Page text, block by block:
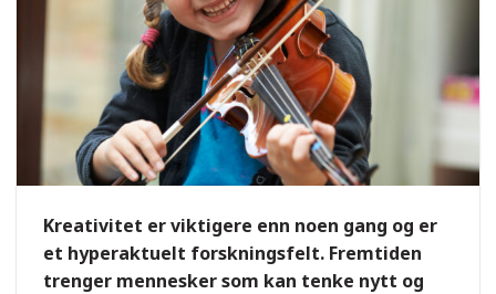
Kreativitet er viktigere enn noen gang og er
et hyperaktuelt forskningsfelt. Fremtiden
trenger mennesker som kan tenke nytt og